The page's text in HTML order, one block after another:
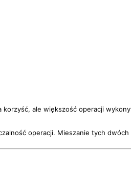
korzyść, ale większość operacji
operacji. Mieszanie tych